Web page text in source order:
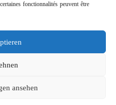
fonctionnalités peuvent être
ansehen